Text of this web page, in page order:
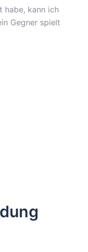
habe, kann ich
Gegner spielt